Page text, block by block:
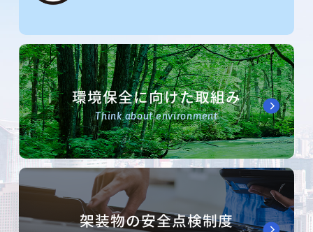
環境保全に向けた取組み
Think about environment
架装物の安全点検制度